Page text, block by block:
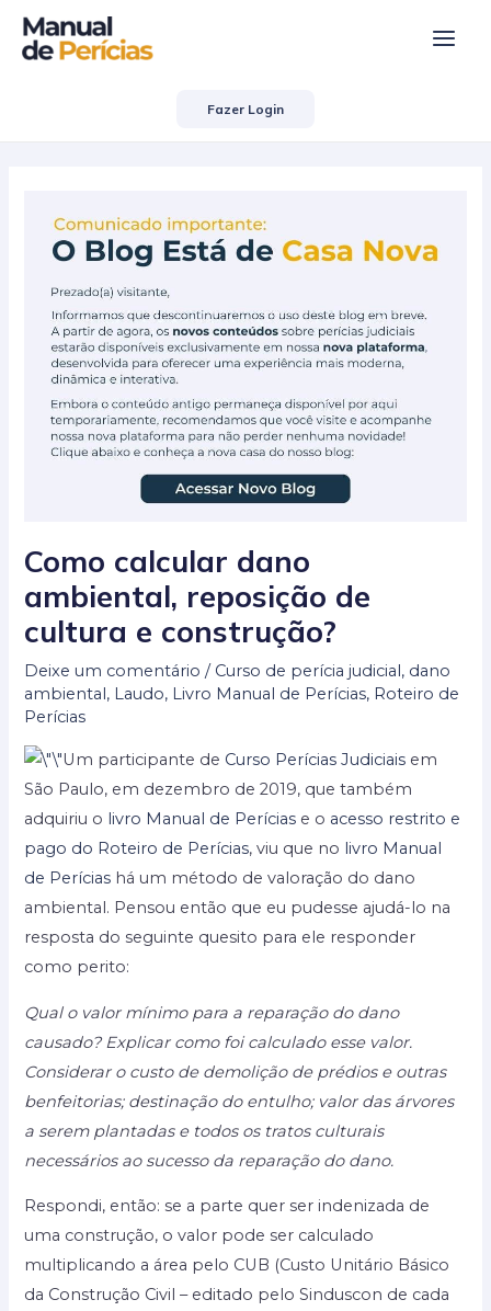
para
Fazer Login
Como calcular dano
ambiental, reposição de
cultura e construção?
Deixe um comentário / Curso de perícia judicial, dano
ambiental, Laudo, Livro Manual de Perícias, Roteiro de
Perícias
Um participante de Curso Perícias Judiciais em
São Paulo, em dezembro de 2019, que também
adquiriu o livro Manual de Perícias e o acesso restrito e
pago do Roteiro de Perícias, viu que no livro Manual
de Perícias há um método de valoração do dano
ambiental. Pensou então que eu pudesse ajudá-lo na
resposta do seguinte quesito para ele responder
como perito:
Qual o valor mínimo para a reparação do dano
causado? Explicar como foi calculado esse valor.
Considerar o custo de demolição de prédios e outras
benfeitorias; destinação do entulho; valor das árvores
a serem plantadas e todos os tratos culturais
necessários ao sucesso da reparação do dano.
Respondi, então: se a parte quer ser indenizada de
uma construção, o valor pode ser calculado
multiplicando a área pelo CUB (Custo Unitário Básico
da Construção Civil – editado pelo Sinduscon de cada
Post
navigation